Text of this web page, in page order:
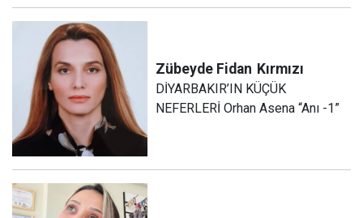
Zübeyde Fidan Kırmızı
DİYARBAKIR’IN KÜÇÜK
NEFERLERİ Orhan Asena “Anı -1”